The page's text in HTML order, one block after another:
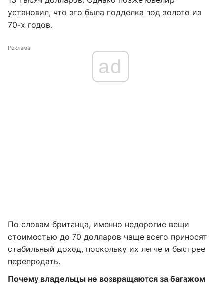
установил, что это была подделка под золото из
70-х годов.
Реклама
ad
По словам британца, именно недорогие вещи
стоимостью до 70 долларов чаще всего приносят
стабильный доход, поскольку их легче и быстрее
перепродать.
Почему владельцы не возвращаются за багажом